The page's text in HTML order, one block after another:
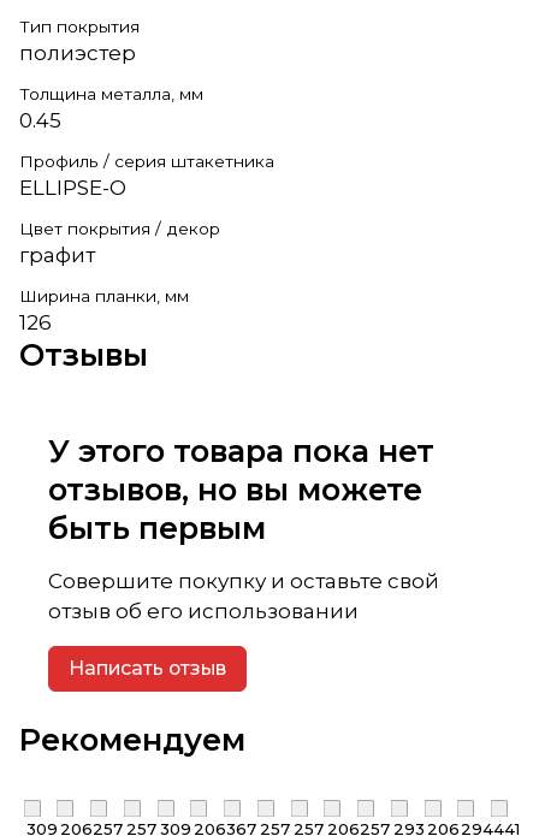
Тип покрытия
полиэстер
Толщина металла, мм
0.45
Профиль / серия штакетника
ELLIPSE-O
Цвет покрытия / декор
графит
Ширина планки, мм
126
Отзывы
У этого товара пока нет
отзывов, но вы можете
быть первым
Совершите покупку и оставьте свой
отзыв об его использовании
Написать отзыв
Рекомендуем
309 206257 257309 206367 257 257 206257 293 206294441